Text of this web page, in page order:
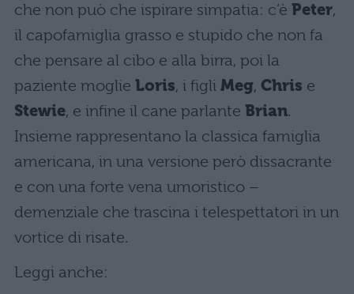
che non può che ispirare simpatia: c’è Peter,
il capofamiglia grasso e stupido che non fa
che pensare al cibo e alla birra, poi la
paziente moglie Loris, i figli Meg, Chris e
Stewie, e infine il cane parlante Brian.
Insieme rappresentano la classica famiglia
americana, in una versione però dissacrante
e con una forte vena umoristico –
demenziale che trascina i telespettatori in un
vortice di risate.
Leggi anche: